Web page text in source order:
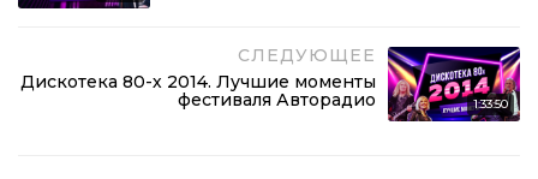
(Полная версия)
Лучшие хиты Дискотеки 80-х. Часть 2
СЛЕДУЮЩЕЕ
Дискотека 80-х 2014. Лучшие моменты
фестиваля Авторадио
1:33:50